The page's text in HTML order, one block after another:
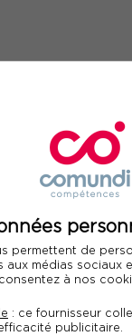
permettent de
médias sociaux
à nos
: ce fournisseur
publicitaire.